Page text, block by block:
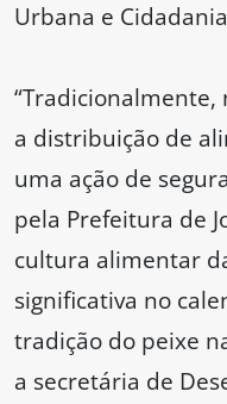
Urbana e
a distribuição de
uma ação de
pela Prefeitura de
cultura alimentar
significativa no
tradição do peixe
a secretária de